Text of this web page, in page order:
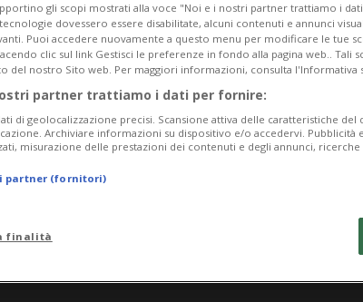
gli scopi mostrati alla voce "Noi e i nostri partner trattiamo i
dovessero essere disabilitate, alcuni contenuti e annunci
Puoi accedere nuovamente a questo menu per modificare le tue
clic sul link Gestisci le preferenze in fondo alla pagina web.. Tali
del nostro Sito web. Per maggiori informazioni, consulta l'Informativa
partner trattiamo i dati per fornire:
di geolocalizzazione precisi. Scansione attiva delle caratteristiche del
Archiviare informazioni su dispositivo e/o accedervi. Pubblicità
misurazione delle prestazioni dei contenuti e degli annunci,
partner (fornitori)
finalità